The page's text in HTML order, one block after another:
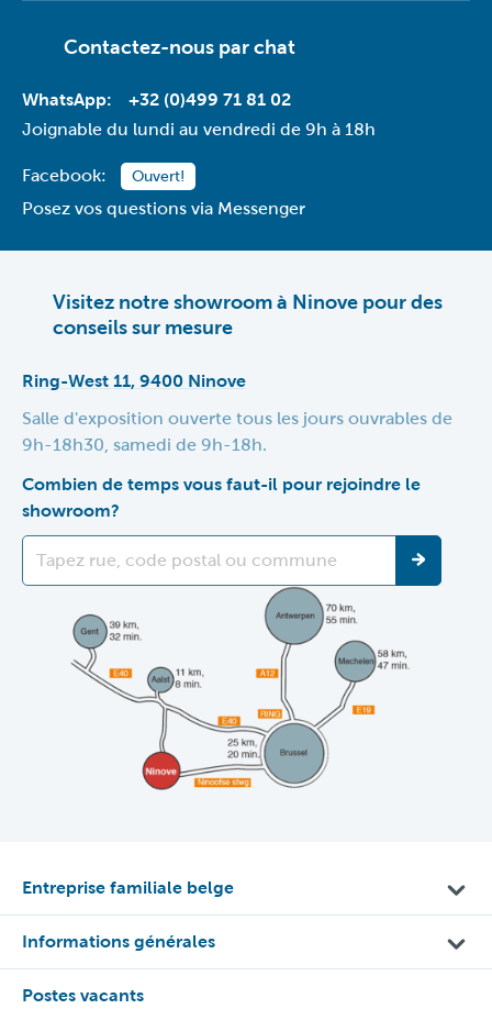
Contactez-nous par chat
WhatsApp:
+32 (0)499 71 81 02
Joignable du lundi au vendredi de 9h à 18h
Facebook: Ouvert!
Posez vos questions via Messenger
Visitez notre showroom à Ninove pour des
conseils sur mesure
Ring-West 11, 9400 Ninove
Salle d'exposition ouverte tous les jours ouvrables de
9h-18h30, samedi de 9h-18h.
Combien de temps vous faut-il pour rejoindre le
showroom?
Entreprise familiale belge
Informations générales
Postes vacants